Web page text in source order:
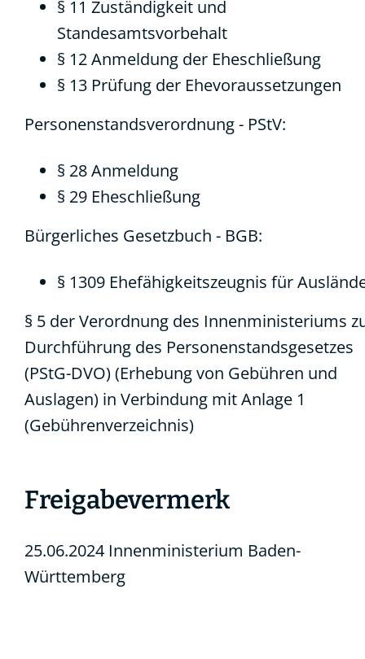
§ 11 Zuständigkeit und
Standesamtsvorbehalt
§ 12 Anmeldung der Eheschließung
§ 13 Prüfung der Ehevoraussetzungen
Personenstandsverordnung - PStV:
§ 28 Anmeldung
§ 29 Eheschließung
Bürgerliches Gesetzbuch - BGB:
§ 1309 Ehefähigkeitszeugnis für
§ 5 der Verordnung des Innenministeriums
Durchführung des Personenstandsgesetzes
(PStG-DVO) (Erhebung von Gebühren und
Auslagen) in Verbindung mitAnlage 1
(Gebührenverzeichnis)
Freigabevermerk
25.06.2024 Innenministerium Baden-
Württemberg